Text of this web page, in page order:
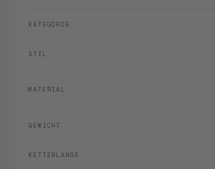
KATEGORIE
STIL
MATERIAL
GEWICHT
KETTENLÄNGE